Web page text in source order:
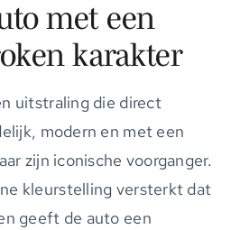
met een
karakter
uitstraling die direct
modern en met een
zijn iconische voorganger.
kleurstelling versterkt dat
geeft de auto een